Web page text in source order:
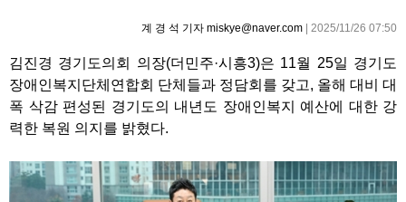
계 경 석 기자 miskye@naver.com | 2025/11/26 07:50
김진경 경기도의회 의장(더민주·시흥3)은 11월 25일 경기도
장애인복지단체연합회 단체들과 정담회를 갖고, 올해 대비 대
폭 삭감 편성된 경기도의 내년도 장애인복지 예산에 대한 강
력한 복원 의지를 밝혔다.